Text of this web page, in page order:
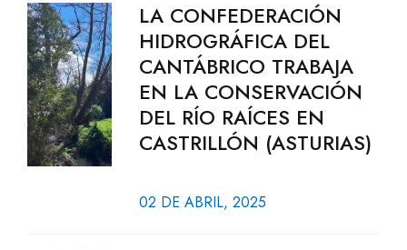
LA CONFEDERACIÓN
HIDROGRÁFICA DEL
CANTÁBRICO TRABAJA
EN LA CONSERVACIÓN
DEL RÍO RAÍCES EN
CASTRILLÓN (ASTURIAS)
02 DE ABRIL, 2025